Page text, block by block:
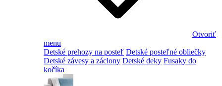
Otvoriť
menu
Detské prehozy na posteľ Detské posteľné obliečky
Detské závesy a záclony Detské deky Fusaky do
kočíka